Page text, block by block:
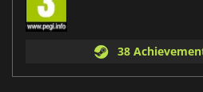
38